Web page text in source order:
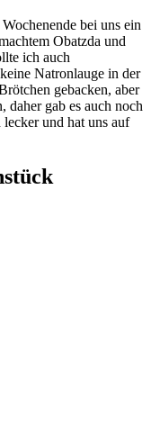
bei uns ein
Obatzda und
ich auch
Natronlauge in der
gebacken, aber
daher gab es auch noch
und hat uns auf